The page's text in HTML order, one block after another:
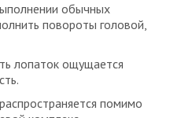
обычных
повороты головой,
лопаток ощущается
помимо